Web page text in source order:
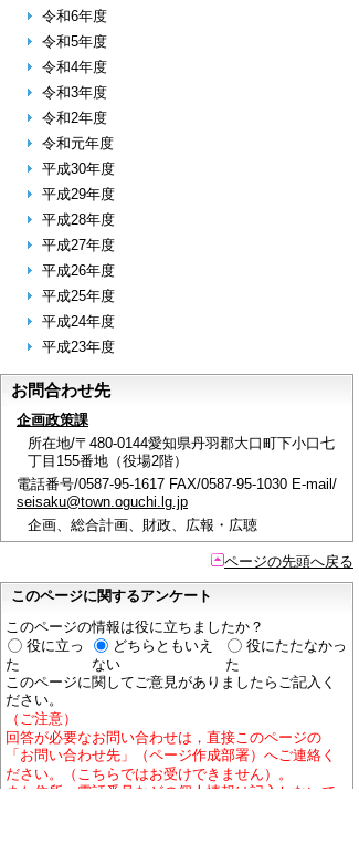
令和6年度
令和5年度
令和4年度
令和3年度
令和2年度
令和元年度
平成30年度
平成29年度
平成28年度
平成27年度
平成26年度
平成25年度
平成24年度
平成23年度
お問合わせ先
企画政策課
所在地/〒480-0144愛知県丹羽郡大口町下小口七
丁目155番地（役場2階）
電話番号/0587-95-1617 FAX/0587-95-1030 E-mail/
seisaku@town.oguchi.lg.jp
企画、総合計画、財政、広報・広聴
ページの先頭へ戻る
このページに関するアンケート
このページの情報は役に立ちましたか？
役に立っ
た
どちらともいえ
ない
役にたたなかっ
た
このページに関してご意見がありましたらご記入く
ださい。
（ご注意）
回答が必要なお問い合わせは，直接このページの
「お問い合わせ先」（ページ作成部署）へご連絡く
ださい。（こちらではお受けできません）。
また住所・電話番号などの個人情報は記入しないで